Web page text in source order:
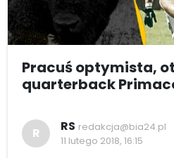
Pracuś optymista,
quarterback
R RS redakcja@bia24.pl
11 lutego 2018, 16:15